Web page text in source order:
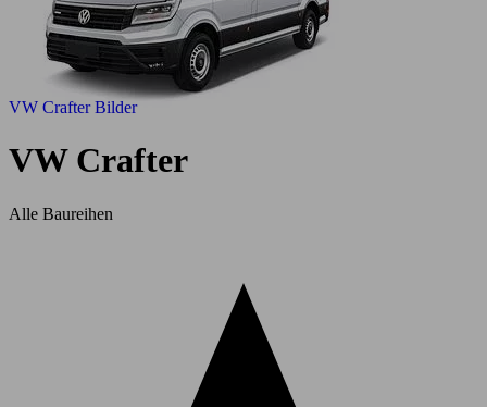
VW Crafter Bilder
VW Crafter
Alle Baureihen